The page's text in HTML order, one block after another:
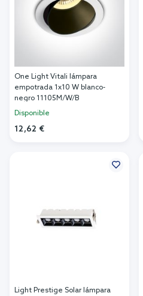
One Light Vitali lámpara
empotrada 1x10 W blanco-
negro 11105M/W/B
Disponible
12,62 €
Light Prestige Solar lámpara